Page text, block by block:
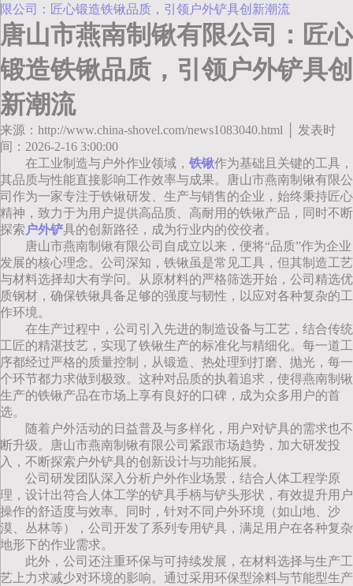
限公司：匠心锻造铁锹品质，引领户外铲具创新潮流
唐山市燕南制锹有限公司：匠心
锻造铁锹品质，引领户外铲具创
新潮流
来源：http://www.china-shovel.com/news1083040.html │ 发表时
间：2026-2-16 3:00:00
在工业制造与户外作业领域， 铁锹作为基础且关键的工具，
其品质与性能直接影响工作效率与成果。唐山市燕南制锹有限公
司作为一家专注于铁锹研发、生产与销售的企业，始终秉持匠心
精神，致力于为用户提供高品质、高耐用的铁锹产品，同时不断
探索 户外铲具的创新路径，成为行业内的佼佼者。
唐山市燕南制锹有限公司自成立以来，便将“品质”作为企业
发展的核心理念。公司深知，铁锹虽是常见工具，但其制造工艺
与材料选择却大有学问。从原材料的严格筛选开始，公司精选优
质钢材，确保铁锹具备足够的强度与韧性，以应对各种复杂的工
作环境。
在生产过程中，公司引入先进的制造设备与工艺，结合传统
工匠的精湛技艺，实现了铁锹生产的标准化与精细化。每一道工
序都经过严格的质量控制，从锻造、热处理到打磨、抛光，每一
个环节都力求做到极致。这种对品质的执着追求，使得燕南制锹
生产的铁锹产品在市场上享有良好的口碑，成为众多用户的首
选。
随着户外活动的日益普及与多样化，用户对铲具的需求也不
断升级。唐山市燕南制锹有限公司紧跟市场趋势，加大研发投
入，不断探索户外铲具的创新设计与功能拓展。
公司研发团队深入分析户外作业场景，结合人体工程学原
理，设计出符合人体工学的铲具手柄与铲头形状，有效提升用户
操作的舒适度与效率。同时，针对不同户外环境（如山地、沙
漠、丛林等），公司开发了系列专用铲具，满足用户在各种复杂
地形下的作业需求。
此外，公司还注重环保与可持续发展，在材料选择与生产工
艺上力求减少对环境的影响。通过采用环保型涂料与节能型生产